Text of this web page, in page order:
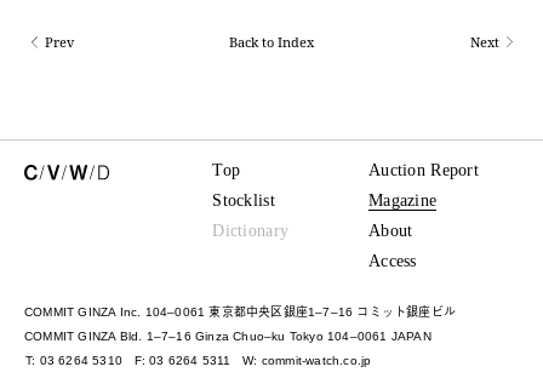
Prev Back to Index Next
Top
Stocklist
Dictionary
Auction Report
Magazine
About
Access
COMMIT GINZA Inc. 104–0061 東京都中央区銀座1–7–16 コミット銀座ビル
COMMIT GINZA Bld. 1–7–16 Ginza Chuo–ku Tokyo 104–0061 JAPAN
T: 03 6264 5310
F: 03 6264 5311 W: commit-watch.co.jp